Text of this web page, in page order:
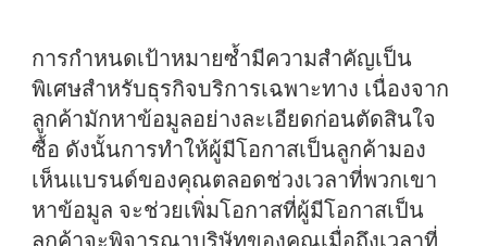
การกำหนดเป้าหมายซ้ำมีความสำคัญเป็น
พิเศษสำหรับธุรกิจบริการเฉพาะทาง เนื่องจาก
ลูกค้ามักหาข้อมูลอย่างละเอียดก่อนตัดสินใจ
ซื้อ ดังนั้นการทำให้ผู้มีโอกาสเป็นลูกค้ามอง
เห็นแบรนด์ของคุณตลอดช่วงเวลาที่พวกเขา
หาข้อมูล จะช่วยเพิ่มโอกาสที่ผู้มีโอกาสเป็น
ลูกค้าจะพิจารณาบริษัทของคุณเมื่อถึงเวลาที่